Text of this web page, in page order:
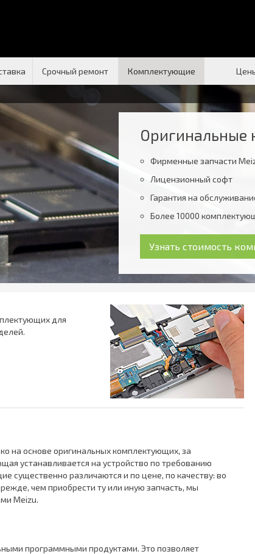
Срочный ремонт Комплектующие
Оригинальные
Фирменные запчасти
Лицензионный софт
Гарантия на
Более 10000
для
на основе оригинальных комплектующих, за
устанавливается на устройство по требованию
существенно различаются и по цене, по качеству: во
чем приобрести ту или иную запчасть, мы
Meizu.
программными продуктами. Это позволяет